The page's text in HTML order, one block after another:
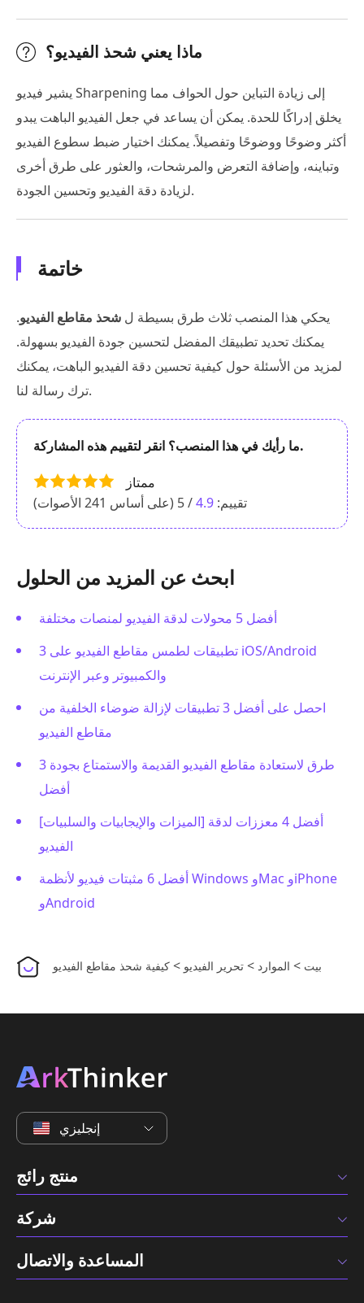
ماذا يعني شحذ الفيديو؟
يشير فيديو Sharpening إلى زيادة التباين حول الحواف مما
يخلق إدراكًا للحدة. يمكن أن يساعد في جعل الفيديو الباهت يبدو
أكثر وضوحًا ووضوحًا وتفصيلاً. يمكنك اختيار ضبط سطوع الفيديو
وتباينه، وإضافة التعرض والمرشحات، والعثور على طرق أخرى
لزيادة دقة الفيديو وتحسين الجودة.
خاتمة
يحكي هذا المنصب ثلاث طرق بسيطة ل شحذ مقاطع الفيديو.
يمكنك تحديد تطبيقك المفضل لتحسين جودة الفيديو بسهولة.
لمزيد من الأسئلة حول كيفية تحسين دقة الفيديو الباهت، يمكنك
ترك رسالة لنا.
ما رأيك في هذا المنصب؟ انقر لتقييم هذه المشاركة.
ممتاز
تقييم: 4.9/ 5 (على أساس 241 الأصوات)
ابحث عن المزيد من الحلول
أفضل 5 محولات لدقة الفيديو لمنصات مختلفة
3 تطبيقات لطمس مقاطع الفيديو على iOS/Android
والكمبيوتر وعبر الإنترنت
احصل على أفضل 3 تطبيقات لإزالة ضوضاء الخلفية من
مقاطع الفيديو
3 طرق لاستعادة مقاطع الفيديو القديمة والاستمتاع بجودة
أفضل
[الميزات والإيجابيات والسلبيات] أفضل 4 معززات لدقة
الفيديو
أفضل 6 مثبتات فيديو لأنظمة Windows وMac وiPhone
وAndroid
بيت > الموارد > تحرير الفيديو > كيفية شحذ مقاطع الفيديو
إنجليزي
منتج رائج
شركة
المساعدة والاتصال